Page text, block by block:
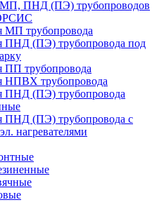
ПНД (ПЭ) трубопроводов
МП трубопровода
ПНД (ПЭ) трубопровода под
ПП трубопровода
НПВХ трубопровода
ПНД (ПЭ) трубопровода
ПНД (ПЭ) трубопровода с
нагревателями